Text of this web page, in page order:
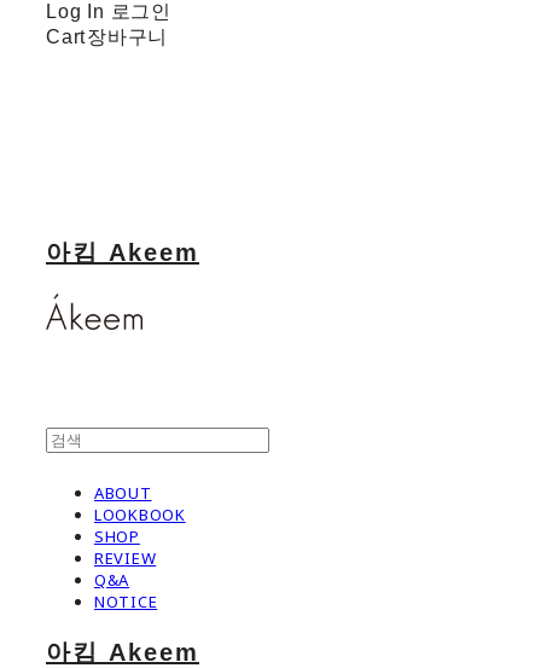
Log In 로그인
Cart장바구니
아킴 Akeem
ABOUT
LOOKBOOK
SHOP
REVIEW
Q&A
NOTICE
아킴 Akeem